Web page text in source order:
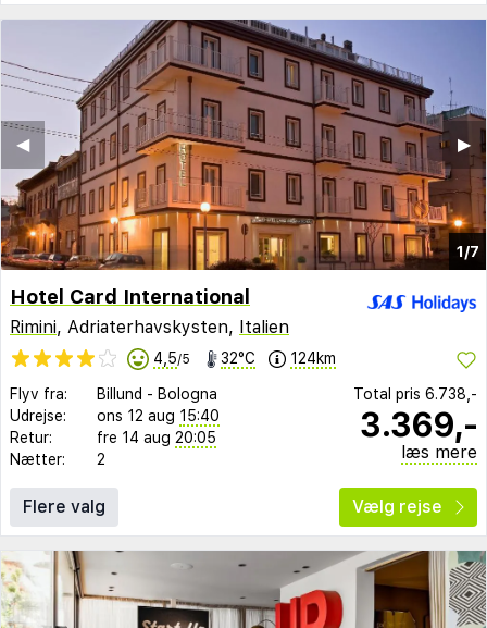
1/7
▶︎
◀︎
Hotel Card International
Rimini, Adriaterhavskysten, Italien
4,5/5 32°C 124km
Flyv fra: Billund - Bologna
Udrejse:
ons 12 aug 15:40
Retur:
fre 14 aug 20:05
Nætter:
2
Total pris 6.738,-
3.369,-
læs mere
Flere valg Vælg rejse